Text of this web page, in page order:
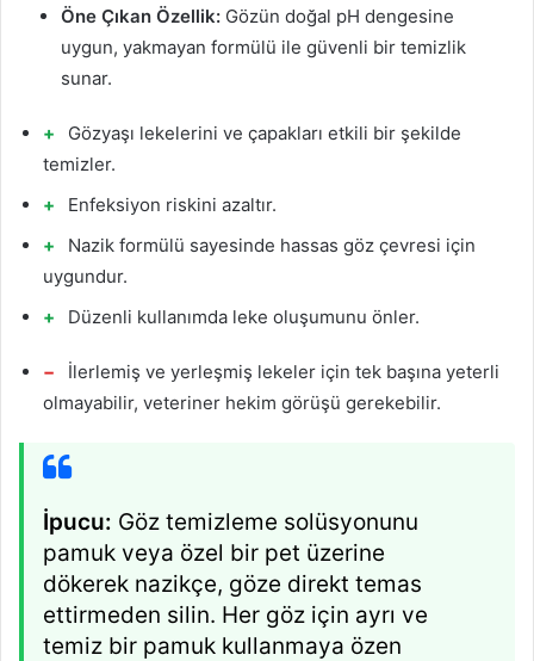
Öne Çıkan Özellik: Gözün doğal pH dengesine
uygun, yakmayan formülü ile güvenli bir temizlik
sunar.
Gözyaşı lekelerini ve çapakları etkili bir şekilde
temizler.
Enfeksiyon riskini azaltır.
Nazik formülü sayesinde hassas göz çevresi için
uygundur.
Düzenli kullanımda leke oluşumunu önler.
İlerlemiş ve yerleşmiş lekeler için tek başına yeterli
olmayabilir, veteriner hekim görüşü gerekebilir.
İpucu: Göz temizleme solüsyonunu
pamuk veya özel bir pet üzerine
dökerek nazikçe, göze direkt temas
ettirmeden silin. Her göz için ayrı ve
temiz bir pamuk kullanmaya özen